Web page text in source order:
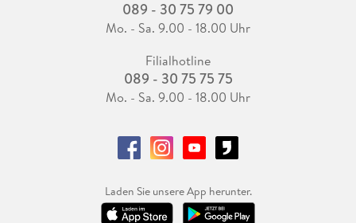
Es war spannend, interessant, lustig und nahm mich völlig
mit. Und obwohl ich "Stolz und Vorurteil" oft gelesen und
liebte. Von mir gibt es eine klare Empfehlung.
089 - 30 75 79 00
Mo. - Sa. 9.00 - 18.00 Uhr
Filialhotline
089 - 30 75 75 75
Mo. - Sa. 9.00 - 18.00 Uhr
Laden Sie unsere App herunter.